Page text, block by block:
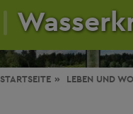
STARTSEITE LEBEN UND